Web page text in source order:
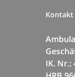
Kontakt
IK. Nr.: